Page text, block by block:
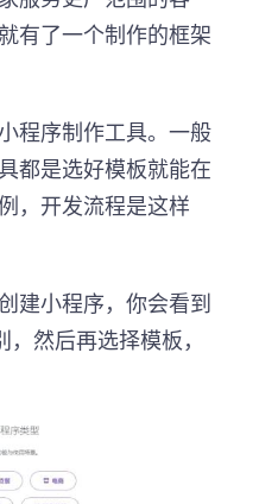
有了一个制作的框架
程序制作工具。一般
都是选好模板就能在
，开发流程是这样
建小程序，你会看到
然后再选择模板，